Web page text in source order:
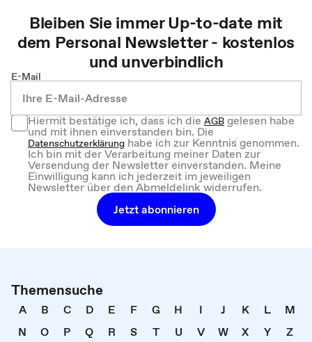
Bleiben Sie immer Up-to-date mit
dem Personal Newsletter - kostenlos
und unverbindlich
E-Mail
Hiermit bestätige ich, dass ich dieAGBgelesen habe
und mit ihnen einverstanden bin. Die
Datenschutzerklärung habe ich zur Kenntnis genommen.
Ich bin mit der Verarbeitung meiner Daten zur
Versendung der Newsletter einverstanden. Meine
Einwilligung kann ich jederzeit im jeweiligen
Newsletter über den Abmeldelink widerrufen.
Jetzt abonnieren
Themensuche
A B C D E F G H I J K L
M
N
O P Q R S T U V W X Y
Z